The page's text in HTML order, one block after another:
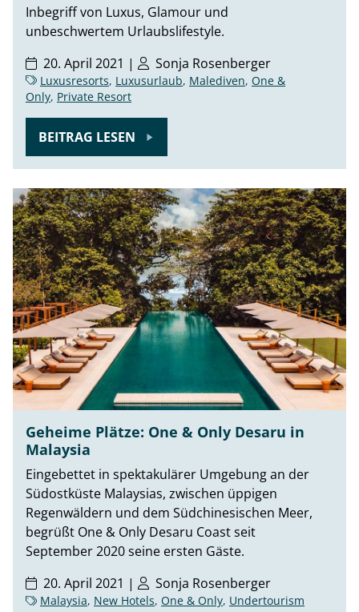
Inbegriff von Luxus, Glamour und
unbeschwertem Urlaubslifestyle.
20. April 2021 |
Sonja Rosenberger
Luxusresorts, Luxusurlaub, Malediven, One &
Only, Private Resort
BEITRAG LESEN
Geheime Plätze: One & Only Desaru in
Malaysia
Eingebettet in spektakulärer Umgebung an der
Südostküste Malaysias, zwischen üppigen
Regenwäldern und dem Südchinesischen Meer,
begrüßt One & Only Desaru Coast seit
September 2020 seine ersten Gäste.
20. April 2021 |
Sonja Rosenberger
Malaysia, New Hotels, One & Only, Undertourism